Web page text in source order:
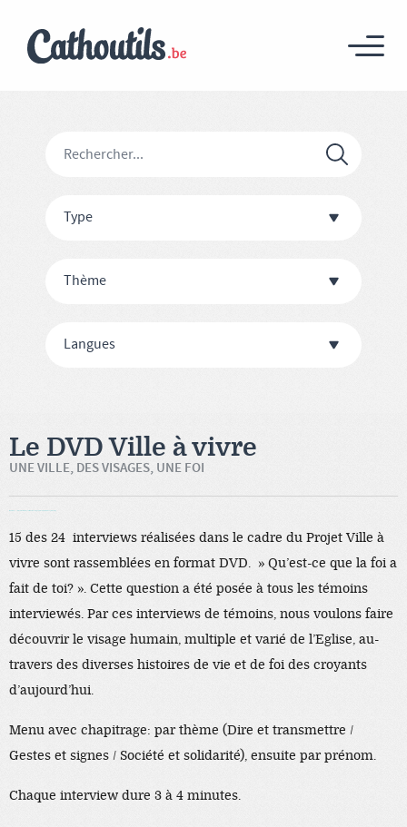
Type
Thème
Langues
Le DVD Ville à vivre
UNE VILLE, DES VISAGES, UNE FOI
15 des 24 interviews réalisées dans le cadre du Projet Ville à
vivre sont rassemblées en format DVD. » Qu’est-ce que la foi a
fait de toi? ». Cette question a été posée à tous les témoins
interviewés. Par ces interviews de témoins, nous voulons faire
découvrir le visage humain, multiple et varié de l’Eglise, au-
travers des diverses histoires de vie et de foi des croyants
d’aujourd’hui.
Menu avec chapitrage: par thème (Dire et transmettre /
Gestes et signes / Société et solidarité), ensuite par prénom.
Chaque interview dure 3 à 4 minutes.